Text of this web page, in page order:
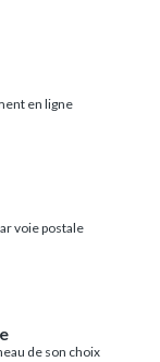
en ligne
voie postale
de son choix